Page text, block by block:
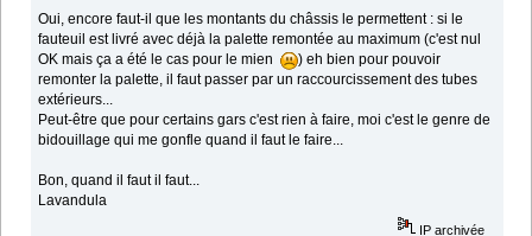
Oui, encore faut-il que les montants du châssis le permettent : si le
fauteuil est livré avec déjà la palette remontée au maximum (c'est nul
OK mais ça a été le cas pour le mien
) eh bien pour pouvoir
remonter la palette, il faut passer par un raccourcissement des tubes
extérieurs...
Peut-être que pour certains gars c'est rien à faire, moi c'est le genre de
bidouillage qui me gonfle quand il faut le faire...
Bon, quand il faut il faut...
Lavandula
IP archivée